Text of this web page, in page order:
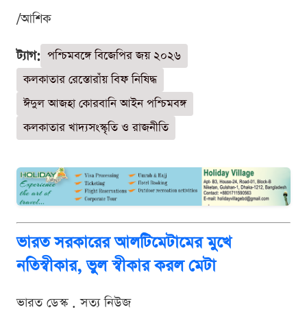
/আশিক
ট্যাগ: পশ্চিমবঙ্গে বিজেপির জয় ২০২৬
কলকাতার রেস্তোরাঁয় বিফ নিষিদ্ধ
ঈদুল আজহা কোরবানি আইন পশ্চিমবঙ্গ
কলকাতার খাদ্যসংস্কৃতি ও রাজনীতি
ভারত সরকারের আলটিমেটামের মুখে
নতিস্বীকার, ভুল স্বীকার করল মেটা
ভারত ডেস্ক . সত্য নিউজ